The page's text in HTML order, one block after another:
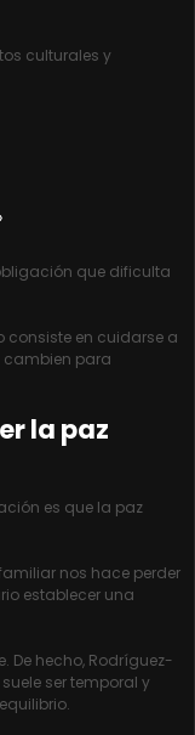
culturales y
que dificulta
consiste en cuidarse a
cambien para
la paz
es que la paz
nos hace perder
establecer una
De hecho, Rodríguez-
ser temporal y